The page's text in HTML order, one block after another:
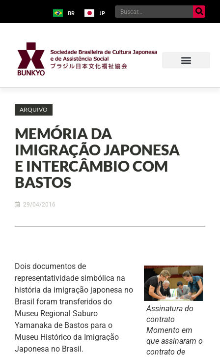
BR JP
ARQUIVO
MEMÓRIA DA
IMIGRAÇÃO JAPONESA
E INTERCÂMBIO COM
BASTOS
29/04/2016
Assinatura do
contrato
Momento em
que assinaram o
contrato de
Dois documentos de
representatividade simbólica na
história da imigração japonesa no
Brasil foram transferidos do
Museu Regional Saburo
Yamanaka de Bastos para o
Museu Histórico da Imigração
Japonesa no Brasil.